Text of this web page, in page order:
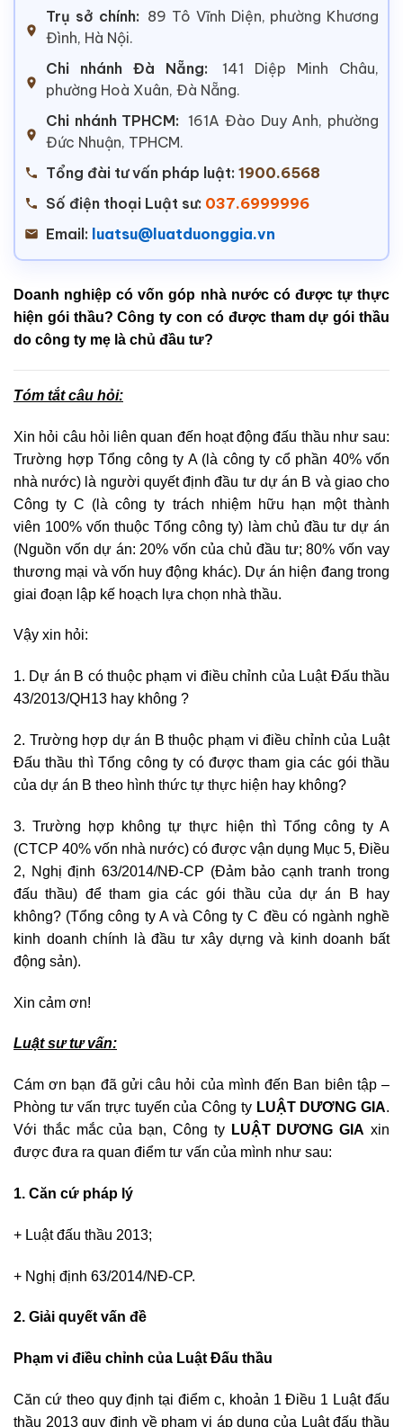
Trụ sở chính: 89 Tô Vĩnh Diện, phường Khương
Đình, Hà Nội.
Chi nhánh Đà Nẵng:
141 Diệp Minh Châu,
phường Hoà Xuân, Đà Nẵng.
Chi nhánh TPHCM: 161A Đào Duy Anh, phường
Đức Nhuận, TPHCM.
Tổng đài tư vấn pháp luật: 1900.6568
Số điện thoại Luật sư: 037.6999996
Email: luatsu@luatduonggia.vn
Doanh nghiệp có vốn góp nhà nước có được tự thực
hiện gói thầu? Công ty con có được tham dự gói thầu
do công ty mẹ là chủ đầu tư?
Tóm tắt câu hỏi:
Xin hỏi câu hỏi liên quan đến hoạt động đấu thầu như sau:
Trường hợp Tổng công ty A (là công ty cổ phần 40% vốn
nhà nước) là người quyết định đầu tư dự án B và giao cho
Công ty C (là công ty trách nhiệm hữu hạn một thành
viên 100% vốn thuộc Tổng công ty) làm chủ đầu tư dự án
(Nguồn vốn dự án: 20% vốn của chủ đầu tư; 80% vốn vay
thương mại và vốn huy động khác). Dự án hiện đang trong
giai đoạn lập kế hoạch lựa chọn nhà thầu.
Vậy xin hỏi:
1. Dự án B có thuộc phạm vi điều chỉnh của Luật Đấu thầu
43/2013/QH13 hay không ?
2. Trường hợp dự án B thuộc phạm vi điều chỉnh của Luật
Đấu thầu thì Tổng công ty có được tham gia các gói thầu
của dự án B theo hình thức tự thực hiện hay không?
3. Trường hợp không tự thực hiện thì Tổng công ty A
(CTCP 40% vốn nhà nước) có được vận dụng Mục 5, Điều
2, Nghị định 63/2014/NĐ-CP (Đảm bảo cạnh tranh trong
đấu thầu) để tham gia các gói thầu của dự án B hay
không? (Tổng công ty A và Công ty C đều có ngành nghề
kinh doanh chính là đầu tư xây dựng và kinh doanh bất
động sản).
Xin cảm ơn!
Luật sư tư vấn:
Cám ơn bạn đã gửi câu hỏi của mình đến Ban biên tập –
Phòng tư vấn trực tuyến của Công ty LUẬT DƯƠNG GIA.
Với thắc mắc của bạn, Công ty LUẬT DƯƠNG GIA xin
được đưa ra quan điểm tư vấn của mình như sau:
1. Căn cứ pháp lý
+ Luật đấu thầu 2013;
+ Nghị định 63/2014/NĐ-CP.
2. Giải quyết vấn đề
Phạm vi điều chỉnh của Luật Đấu thầu
Căn cứ theo quy định tại điểm c, khoản 1 Điều 1 Luật đấu
thầu 2013 quy định về phạm vi áp dụng của Luật đấu thầu